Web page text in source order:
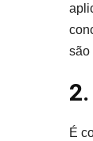
são
É